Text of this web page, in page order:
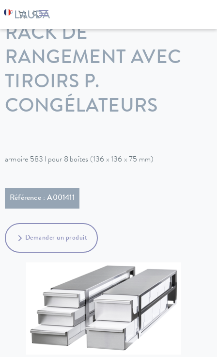
LAUDA Appareils de thermorégulation
RACK DE
RANGEMENT AVEC
TIROIRS P.
CONGÉLATEURS
armoire 583 l pour 8 boîtes (136 x 136 x 75 mm)
Référence : A001411
Demander un produit